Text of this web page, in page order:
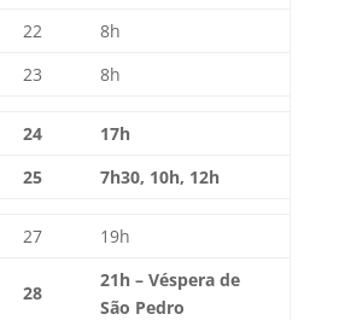
22
8h
23 8h
24
17h
25 7h30, 10h, 12h
27 19h
28
21h – Véspera de
São Pedro